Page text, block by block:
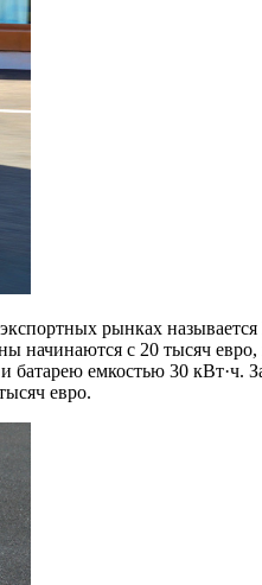
рынках
с 20 тысяч
емкостью 30 кВт·ч.
евро.